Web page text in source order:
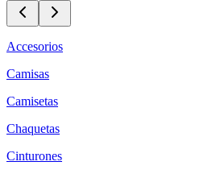
Accesorios
Camisas
Camisetas
Chaquetas
Cinturones